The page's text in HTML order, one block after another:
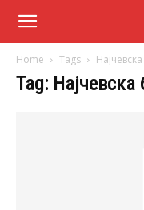
Home Tags
Tag: Најчевска